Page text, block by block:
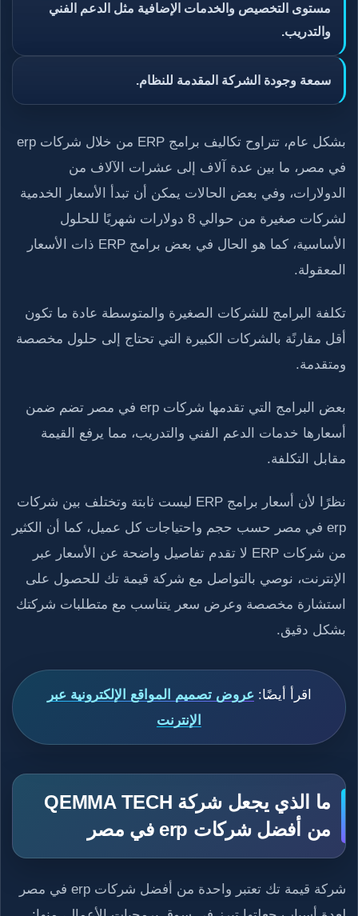
مستوى التخصيص والخدمات الإضافية مثل الدعم الفني
والتدريب.
سمعة وجودة الشركة المقدمة للنظام.
بشكل عام، تتراوح تكاليف برامج ERP من خلال شركات erp
في مصر، ما بين عدة آلاف إلى عشرات الآلاف من
الدولارات، وفي بعض الحالات يمكن أن تبدأ الأسعار الخدمية
لشركات صغيرة من حوالي 8 دولارات شهريًا للحلول
الأساسية، كما هو الحال في بعض برامج ERP ذات الأسعار
المعقولة.
تكلفة البرامج للشركات الصغيرة والمتوسطة عادة ما تكون
أقل مقارنًة بالشركات الكبيرة التي تحتاج إلى حلول مخصصة
ومتقدمة.
بعض البرامج التي تقدمها شركات erp في مصر تضم ضمن
أسعارها خدمات الدعم الفني والتدريب، مما يرفع القيمة
مقابل التكلفة.
نظرًا لأن أسعار برامج ERP ليست ثابتة وتختلف بين شركات
erp في مصر حسب حجم واحتياجات كل عميل، كما أن الكثير
من شركات ERP لا تقدم تفاصيل واضحة عن الأسعار عبر
الإنترنت، نوصي بالتواصل مع شركة قيمة تك للحصول على
استشارة مخصصة وعرض سعر يتناسب مع متطلبات شركتك
بشكل دقيق.
اقرأ أيضًا: عروض تصميم المواقع الإلكترونية عبر
الإنترنت
ما الذي يجعل شركة QEMMA TECH
من أفضل شركات erp في مصر
شركة قيمة تك تعتبر واحدة من أفضل شركات erp في مصر